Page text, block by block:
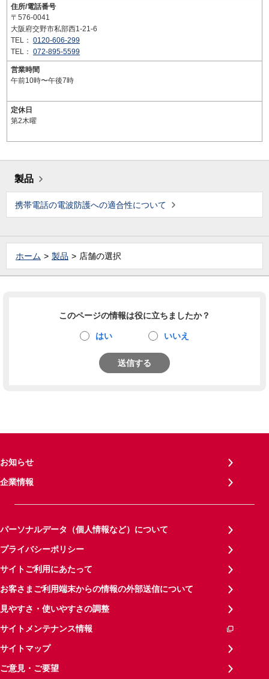
住所/電話番号
〒576-0041
大阪府交野市私部西1-21-6
TEL： 0120-606-299
TEL： 072-895-5599
営業時間
午前10時〜午後7時
定休日
第2木曜
製品
携帯電話の電波防護への適合性について
ホーム 製品 店舗の選択
このページの情報は役に立ちましたか？
はい いいえ
送信する
お知らせ
企業情報
パーソナルデータ（個人情報など）について
プライバシーポリシー
サイトご利用にあたって
お客さまご利用端末からの情報の外部送信について
見やすさ・使いやすさの調整
サイトメンテナンス情報
サイトマップ
ご意見・ご要望